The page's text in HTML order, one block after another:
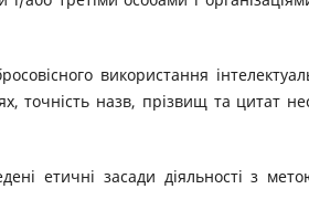
використання
точність назв, прізвищ та цитат
етичні засади діяльності з